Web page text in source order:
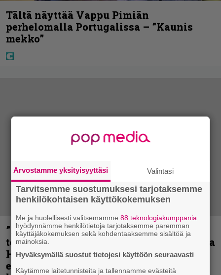
Tältä näyttää Vappu Pimiän
perhelomalla Portugalissa – ”Kaunis
mekko”
”Metallica on tiukempi kuin koskaan ja
te haluatte jonkun nulikan yrittävän olla
Hetfield?” – Pepper Keenan muisteli
ensimmäistä koesoittoaan hevijätin
Arvostamme yksityisyyttäsi Valintasi
Tarvitsemme suostumuksesi tarjotaksemme
henkilökohtaisen käyttökokemuksen
Me ja huolellisesti valitsemamme88 teknologiakumppania
hyödynnämme henkilötietoja tarjotaksemme paremman
käyttäjäkokemuksen sekä kohdentaaksemme sisältöä ja
mainoksia.
Hyväksymällä suostut tietojesi käyttöön seuraavasti
Käytämme laitetunnisteita ja tallennamme evästeitä